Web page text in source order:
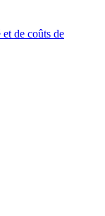
de coûts de